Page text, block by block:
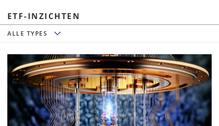
ETF-INZICHTEN
ALLE TYPES
ALLE TYPES